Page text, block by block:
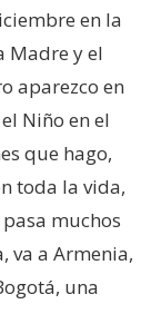
en la
Madre y el
aparezco en
Niño en el
que hago,
toda la vida,
muchos
va a Armenia,
una